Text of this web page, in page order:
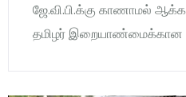
ஜே.வி.பி.க்கு காணாமல்
தமிழர் இறையாண்மைக்கான